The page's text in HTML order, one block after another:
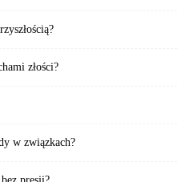
złości?
w związkach?